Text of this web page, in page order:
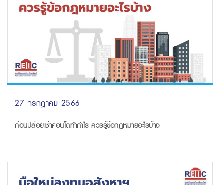
27 กรกฎาคม 2566
ก่อนปล่อยเช่าคอนโดทำกำไร ควรรู้ข้อกฎหมายอะไรบ้าง